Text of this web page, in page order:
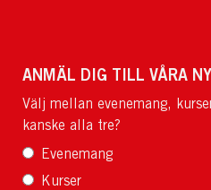
ANMÄL DIG TILL VÅRA
Välj mellan evenemang,
kanske alla tre?
Evenemang
Kurser